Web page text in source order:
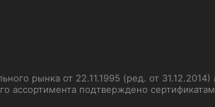
рынка от 22.11.1995 (ред. от
ассортимента подтверждено